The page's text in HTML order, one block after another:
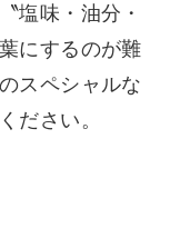
塩味・油分・
にするのが難
スペシャルな
ださい。